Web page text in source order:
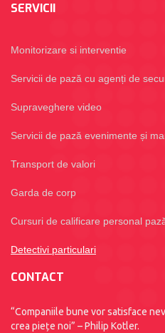
SERVICII
Monitorizare si interventie
Servicii de pază cu agenți de
Supraveghere video
Servicii de pază evenimente și
Transport de valori
Garda de corp
Cursuri de calificare personal
Detectivi particulari
CONTACT
“Companiile bune vor satisface
crea piețe noi” – Philip Kotler.